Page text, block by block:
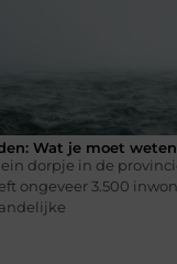
Wat je moet weten
dorpje in de
ongeveer 3.500